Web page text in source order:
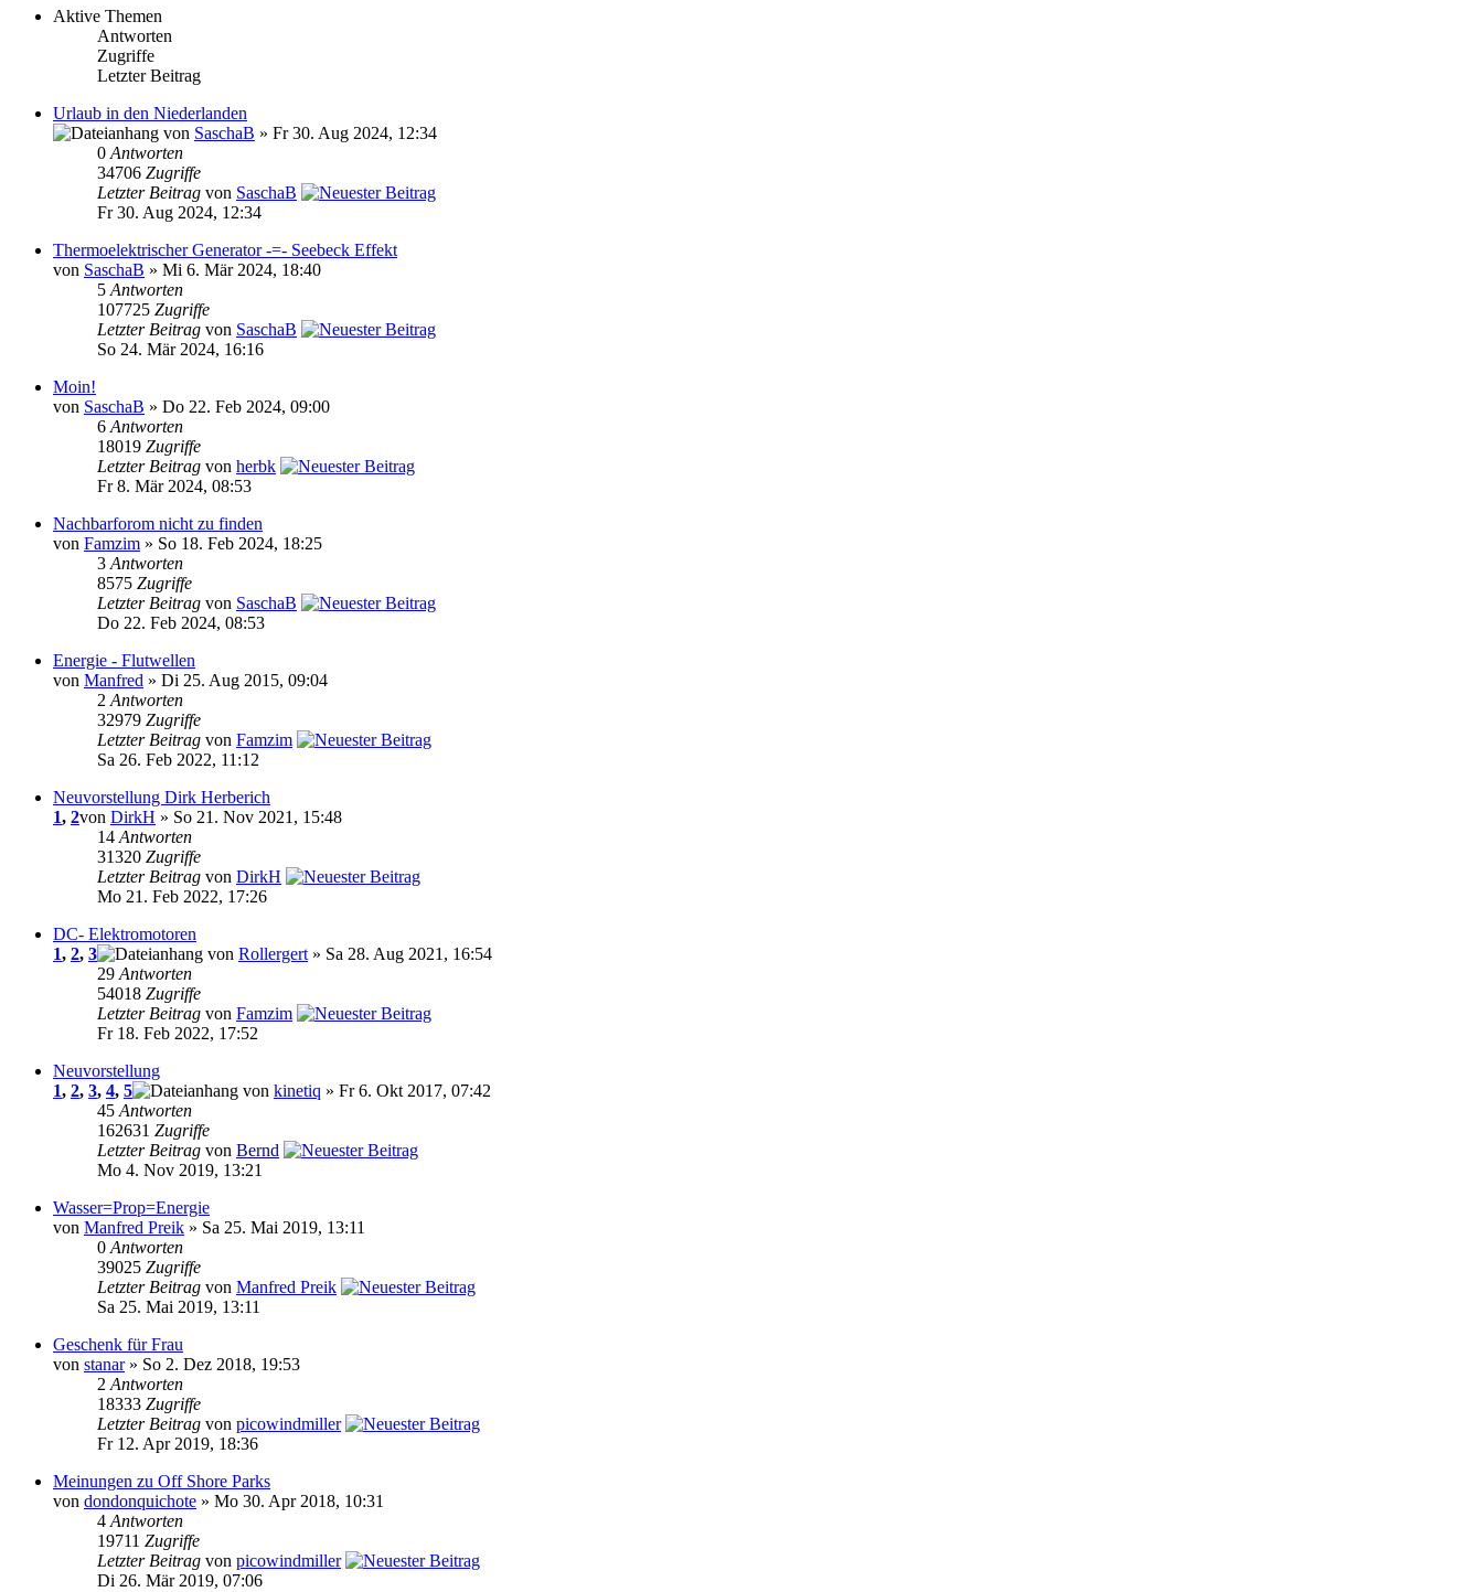
Aktive Themen
Antworten
Zugriffe
Letzter Beitrag
Urlaub in den Niederlanden
von SaschaB » Fr 30. Aug 2024, 12:34
0 Antworten
34706 Zugriffe
Letzter Beitrag von SaschaB
Fr 30. Aug 2024, 12:34
Thermoelektrischer Generator -=- Seebeck Effekt
von SaschaB » Mi 6. Mär 2024, 18:40
5 Antworten
107725 Zugriffe
Letzter Beitrag von SaschaB
So 24. Mär 2024, 16:16
Moin!
von SaschaB » Do 22. Feb 2024, 09:00
6 Antworten
18019 Zugriffe
Letzter Beitrag von herbk
Fr 8. Mär 2024, 08:53
Nachbarforom nicht zu finden
von Famzim » So 18. Feb 2024, 18:25
3 Antworten
8575 Zugriffe
Letzter Beitrag von SaschaB
Do 22. Feb 2024, 08:53
Energie - Flutwellen
von Manfred » Di 25. Aug 2015, 09:04
2 Antworten
32979 Zugriffe
Letzter Beitrag von Famzim
Sa 26. Feb 2022, 11:12
Neuvorstellung Dirk Herberich
1, 2von DirkH » So 21. Nov 2021, 15:48
14 Antworten
31320 Zugriffe
Letzter Beitrag von DirkH
Mo 21. Feb 2022, 17:26
DC- Elektromotoren
1, 2, 3 von Rollergert » Sa 28. Aug 2021, 16:54
29 Antworten
54018 Zugriffe
Letzter Beitrag von Famzim
Fr 18. Feb 2022, 17:52
Neuvorstellung
1, 2, 3, 4, 5 von kinetiq » Fr 6. Okt 2017, 07:42
45 Antworten
162631 Zugriffe
Letzter Beitrag von Bernd
Mo 4. Nov 2019, 13:21
Wasser=Prop=Energie
von Manfred Preik » Sa 25. Mai 2019, 13:11
0 Antworten
39025 Zugriffe
Letzter Beitrag von Manfred Preik
Sa 25. Mai 2019, 13:11
Geschenk für Frau
von stanar» So 2. Dez 2018, 19:53
2 Antworten
18333 Zugriffe
Letzter Beitrag von picowindmiller
Fr 12. Apr 2019, 18:36
Meinungen zu Off Shore Parks
von dondonquichote » Mo 30. Apr 2018, 10:31
4 Antworten
19711 Zugriffe
Letzter Beitrag von picowindmiller
Di 26. Mär 2019, 07:06